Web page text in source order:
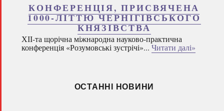
КОНФЕРЕНЦІЯ, ПРИСВЯЧЕНА
1000-ЛІТТЮ ЧЕРНІГІВСЬКОГО
КНЯЗІВСТВА
ХІІ-та щорічна міжнародна науково-практична
конференція «Розумовські зустрічі»... Читати далі»
ОСТАННІ НОВИНИ